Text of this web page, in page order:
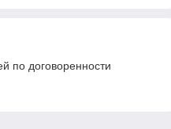
по договоренности